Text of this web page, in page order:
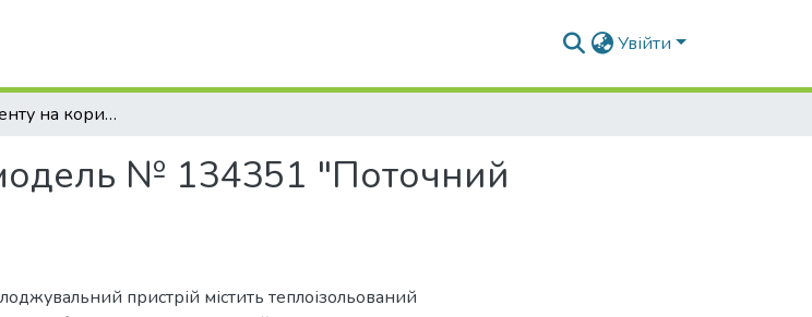
Увійти
Опис до патенту на корисну модель № 134351 "Поточний охолоджувальний пристрій"
№ 134351 "Поточний
пристрій містить теплоізольований